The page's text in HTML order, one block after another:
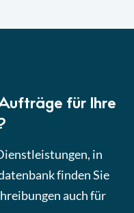
für Ihre
in
finden Sie
auch für